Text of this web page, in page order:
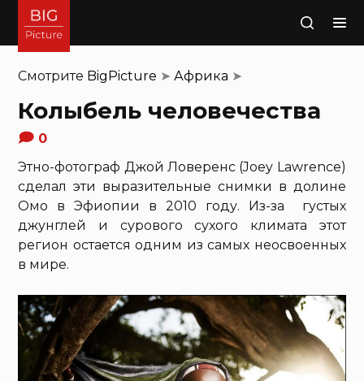
Поиск
Смотрите BigPicture ➤Африка ➤
Колыбель человечества
0
Этно-фотограф Джой Ловеренс (Joey Lawrence)
сделал эти выразительные снимки в долине
Омо в Эфиопии в 2010 году. Из-за густых
джунглей и сурового сухого климата этот
регион остается одним из самых неосвоенных
в мире.